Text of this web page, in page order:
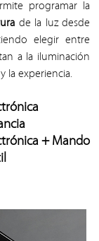
programar la
de la luz desde
elegir entre
a la iluminación
la experiencia.
+ Mando